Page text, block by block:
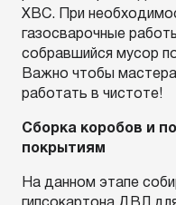
ХВС. При
газосварочные
собравшийся мусор
Важно чтобы мастера
работать в чистоте!
Сборка коробов и
покрытиям
На данном этапе